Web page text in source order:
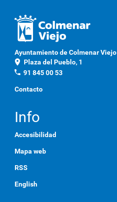
Ayuntamiento de Colmenar Viejo
location_on Plaza del Pueblo, 1
phone 91 845 00 53
Contacto
Info
Accesibilidad
Mapa web
RSS
English